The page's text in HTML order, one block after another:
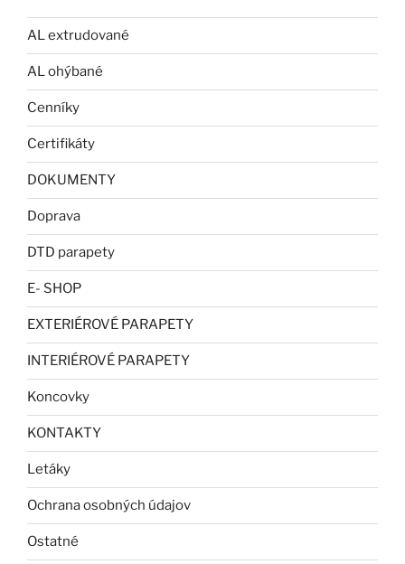
AL extrudované
AL ohýbané
Cenníky
Certifikáty
DOKUMENTY
Doprava
DTD parapety
E- SHOP
EXTERIÉROVÉ PARAPETY
INTERIÉROVÉ PARAPETY
Koncovky
KONTAKTY
Letáky
Ochrana osobných údajov
Ostatné